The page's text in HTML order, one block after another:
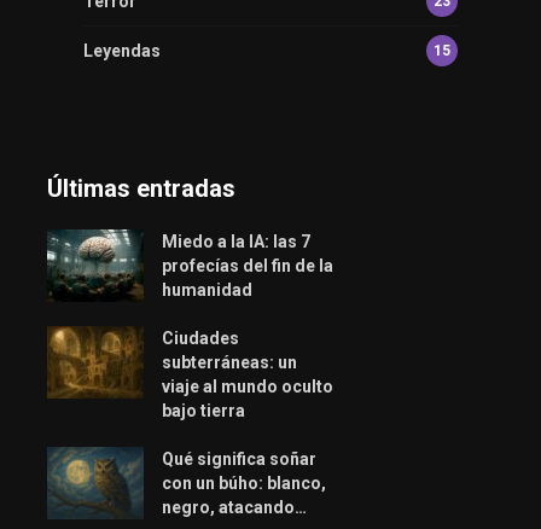
Leyendas 15
Últimas entradas
Miedo a la IA: las 7
profecías del fin de la
humanidad
Ciudades
subterráneas: un
viaje al mundo oculto
bajo tierra
Qué significa soñar
con un búho: blanco,
negro, atacando…